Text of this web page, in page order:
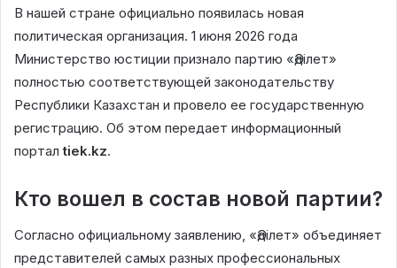
В нашей стране официально появилась новая
политическая организация. 1 июня 2026 года
Министерство юстиции признало партию «Әділет»
полностью соответствующей законодательству
Республики Казахстан и провело ее государственную
регистрацию. Об этом передает информационный
порталtiek.kz.
Кто вошел в состав новой партии?
Согласно официальному заявлению, «Әділет» объединяет
представителей самых разных профессиональных